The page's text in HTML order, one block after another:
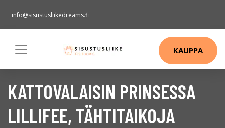
info@sisustusliikedreams.fi
KAUPPA
KATTOVALAISIN PRINSESSA
LILLIFEE, TÄHTITAIKOJA